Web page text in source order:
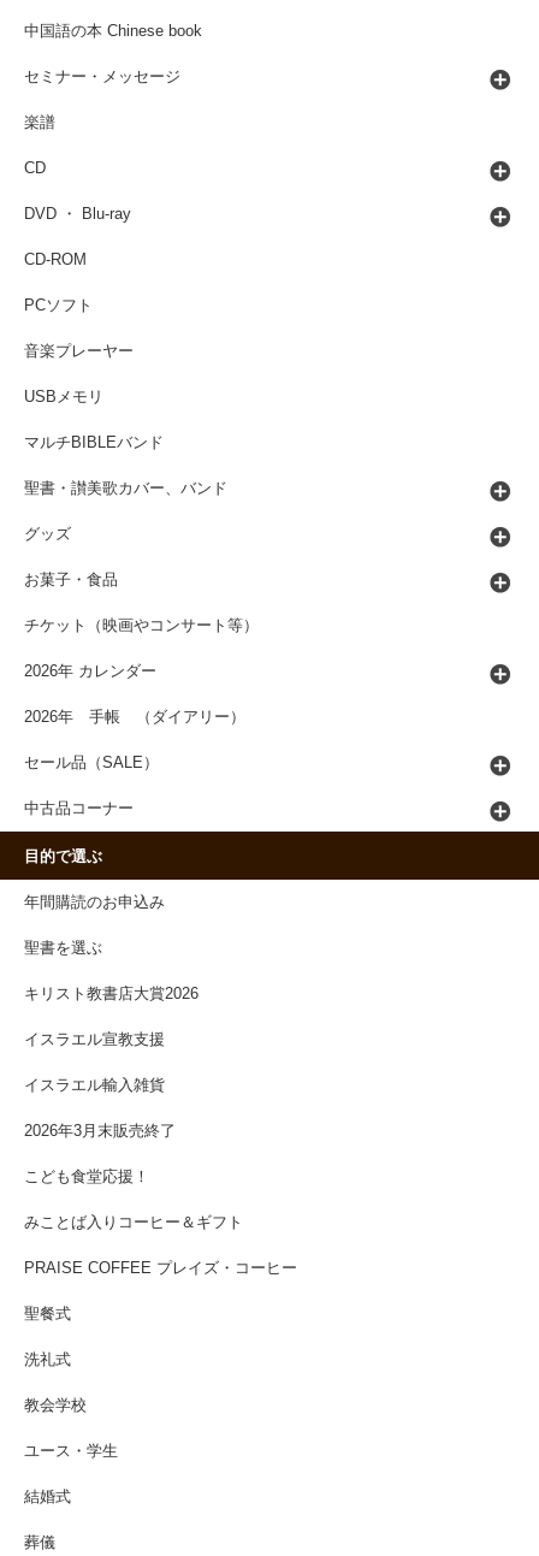
中国語の本 Chinese book
セミナー・メッセージ
楽譜
CD
DVD ・ Blu-ray
CD-ROM
PCソフト
音楽プレーヤー
USBメモリ
マルチBIBLEバンド
聖書・讃美歌カバー、バンド
グッズ
お菓子・食品
チケット（映画やコンサート等）
2026年 カレンダー
2026年 手帳 （ダイアリー）
セール品（SALE）
中古品コーナー
目的で選ぶ
年間購読のお申込み
聖書を選ぶ
キリスト教書店大賞2026
イスラエル宣教支援
イスラエル輸入雑貨
2026年3月末販売終了
こども食堂応援！
みことば入りコーヒー＆ギフト
PRAISE COFFEE プレイズ・コーヒー
聖餐式
洗礼式
教会学校
ユース・学生
結婚式
葬儀